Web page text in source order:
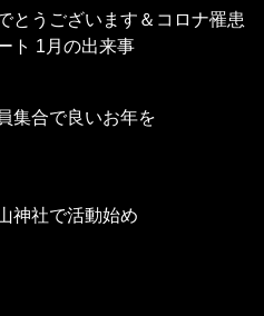
とうございます＆コロナ罹患
ト 1月の出来事
集合で良いお年を
神社で活動始め